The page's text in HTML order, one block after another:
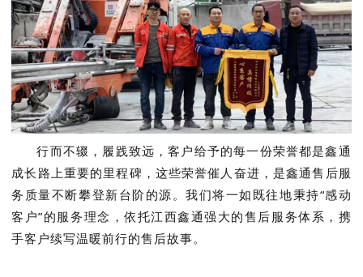
行而不辍，履践致远，客户给予的每一份荣誉都是鑫通
成长路上重要的里程碑，这些荣誉催人奋进，是鑫通售后服
务质量不断攀登新台阶的源。我们将一如既往地秉持“感动
客户”的服务理念，依托江西鑫通强大的售后服务体系，携
手客户续写温暖前行的售后故事。